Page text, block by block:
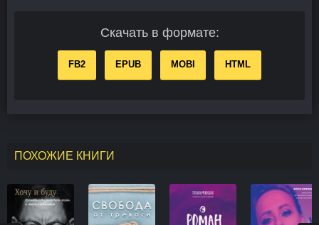
Скачать в формате:
FB2 EPUB MOBI HTML
ПОХОЖИЕ КНИГИ